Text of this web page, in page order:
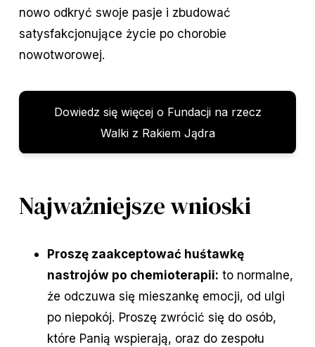
nowo odkryć swoje pasje i zbudować
satysfakcjonujące życie po chorobie
nowotworowej.
Dowiedz się więcej o Fundacji na rzecz
Walki z Rakiem Jądra
Najważniejsze wnioski
Proszę zaakceptować huśtawkę
nastrojów po chemioterapii: to normalne,
że odczuwa się mieszankę emocji, od ulgi
po niepokój. Proszę zwrócić się do osób,
które Panią wspierają, oraz do zespołu